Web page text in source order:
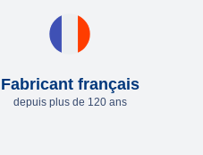
Fabricant français
depuis plus de 120 ans